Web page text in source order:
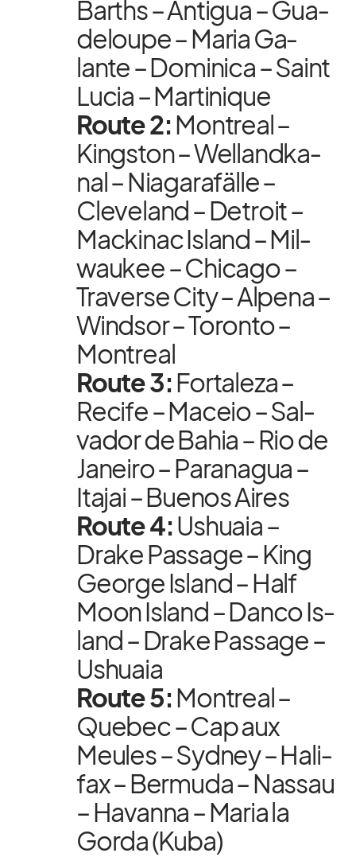
Barths – An­ti­gua – Gua­
de­loupe – Ma­ria Ga­
lante – Do­mi­nica – Saint
Lu­cia – Mar­ti­ni­que
Route 2:Mont­real –
King­s­ton – Wel­land­ka­
nal – Nia­ga­ra­fälle –
Cleve­land – De­troit –
Mack­inac Is­land – Mil­
wau­kee – Chi­cago –
Tra­verse City – Al­pena –
Wind­sor – To­ronto –
Mont­real
Route 3:For­ta­leza –
Re­cife – Maceio – Sal­
va­dor de Ba­hia – Rio de
Ja­neiro – Par­a­na­gua –
Ita­jai – Bue­nos Ai­res
Route 4:Us­huaia –
Drake Pas­sage – King
Ge­orge Is­land – Half
Moon Is­land – Danco Is­
land – Drake Pas­sage –
Us­huaia
Route 5:Mont­real –
Que­bec – Cap aux
Meu­les – Syd­ney – Ha­li­
fax – Ber­muda – Nas­sau
– Ha­vanna – Ma­ria la
Gorda (Kuba)